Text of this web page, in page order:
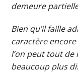
demeure
Bien qu’il faille
caractère
l’on peut tout de
beaucoup plus